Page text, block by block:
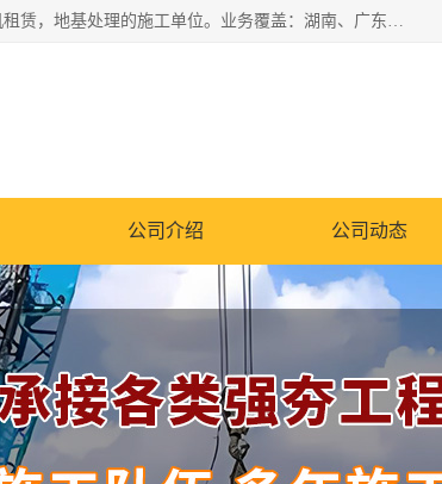
湖南业峻强夯基础工程有限公司是一家专业从事湖南强夯基础工程、强夯机租赁，地基处理的施工单位。业务覆盖：湖南、广东，江西等地。可承接1000KN.m-25000KN.m强夯（置换）工程。公司创始人是国内较早期从事强夯施工的建设者，经过多年的一步一个脚印的发展，在行业内具有较高的度和良好的口碑。
公司介绍 公司动态